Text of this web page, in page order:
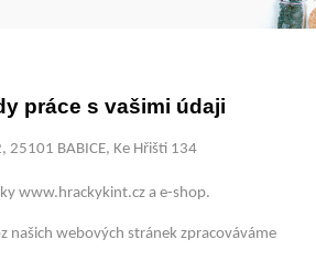
práce s vašimi údaji
25101 BABICE, Ke Hřišti 134
www.hrackykint.cz a e-shop.
našich webových stránek zpracováváme